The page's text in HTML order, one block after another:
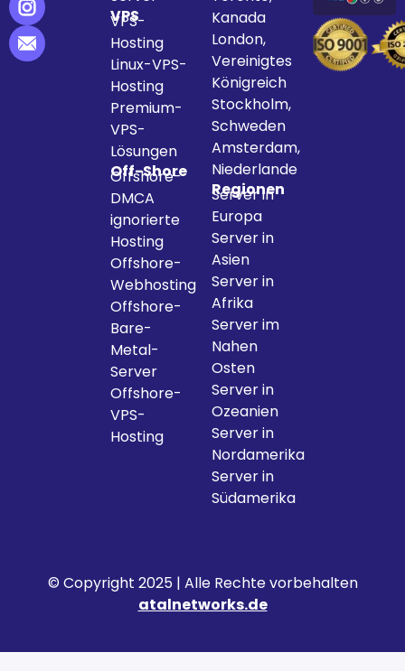
VPS
VPS-
Hosting
Linux-VPS-
Hosting
Premium-
VPS-
Lösungen
Off-Shore
Offshore-
DMCA
ignorierte
Hosting
Offshore-
Webhosting
Offshore-
Bare-
Metal-
Server
Offshore-
VPS-
Hosting
Kanada
London,
Vereinigtes
Königreich
Stockholm,
Schweden
Amsterdam,
Niederlande
Regionen
Server in
Europa
Server in
Asien
Server in
Afrika
Server im
Nahen
Osten
Server in
Ozeanien
Server in
Nordamerika
Server in
Südamerika
© Copyright 2025 | Alle Rechte vorbehalten
atalnetworks.de